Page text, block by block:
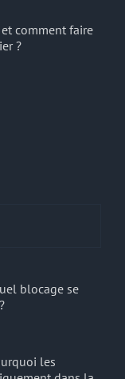
et comment faire
?
blocage se
les